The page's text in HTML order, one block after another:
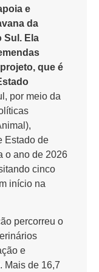
e
da
Sul. Ela
que é
por meio da
Estado de
o ano de 2026
cinco
início na
percorreu o
e
Mais de 16,7